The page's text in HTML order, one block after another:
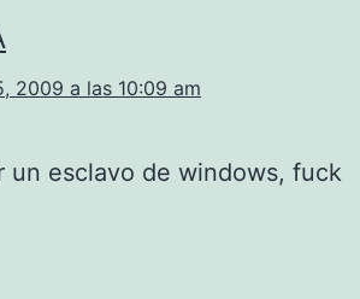
2009 a las 10:09 am
un esclavo de windows, fuck